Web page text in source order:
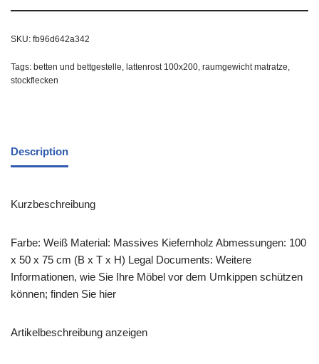
SKU: fb96d642a342
Tags: betten und bettgestelle, lattenrost 100x200, raumgewicht matratze,
stockflecken
Description
Kurzbeschreibung
Farbe: Weiß Material: Massives Kiefernholz Abmessungen: 100
x 50 x 75 cm (B x T x H) Legal Documents: Weitere
Informationen, wie Sie Ihre Möbel vor dem Umkippen schützen
können; finden Sie hier
Artikelbeschreibung anzeigen